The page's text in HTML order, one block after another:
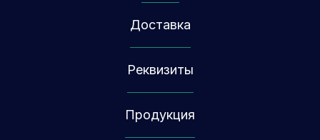
Доставка
Реквизиты
Продукция